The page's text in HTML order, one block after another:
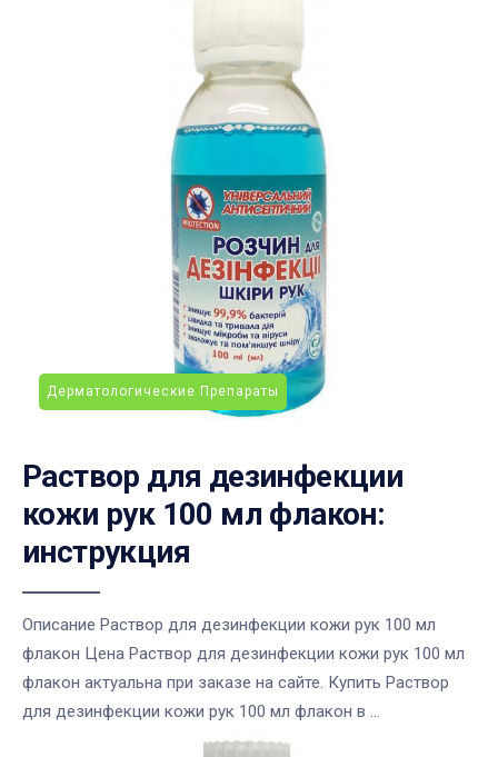
Дерматологические Препараты
Раствор для дезинфекции
кожи рук 100 мл флакон:
инструкция
Описание Раствор для дезинфекции кожи рук 100 мл
флакон Цена Раствор для дезинфекции кожи рук 100 мл
флакон актуальна при заказе на сайте. Купить Раствор
для дезинфекции кожи рук 100 мл флакон в ...